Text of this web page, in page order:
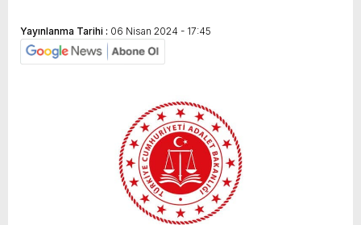
Yayınlanma Tarihi : 06 Nisan 2024 - 17:45